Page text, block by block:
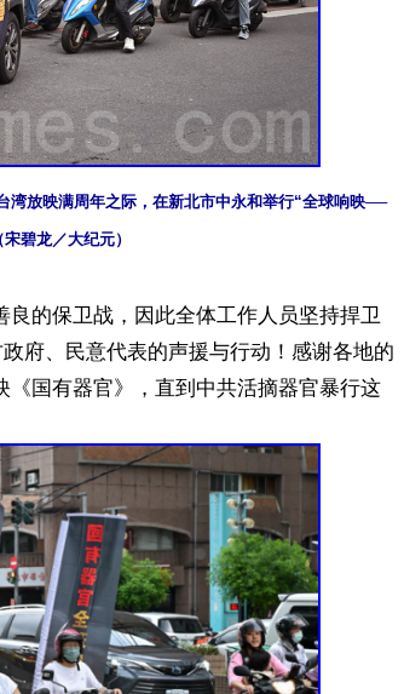
湾放映满周年之际，在新北市中永和举行“全球响映──
碧龙／大纪元）
的保卫战，因此全体工作人员坚持捍卫
府、民意代表的声援与行动！感谢各地的
《国有器官》，直到中共活摘器官暴行这